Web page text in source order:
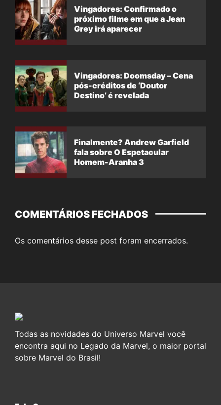
Vingadores: Confirmado o
próximo filme em que a Jean
Grey irá aparecer
Vingadores: Doomsday – Cena
pós-créditos de ‘Doutor
Destino’ é revelada
Finalmente? Andrew Garfield
fala sobre O Espetacular
Homem-Aranha 3
COMENTÁRIOS FECHADOS
Os comentários desse post foram encerrados.
Todas as novidades do Universo Marvel você
encontra aqui no Legado da Marvel, o maior portal
sobre Marvel do Brasil!